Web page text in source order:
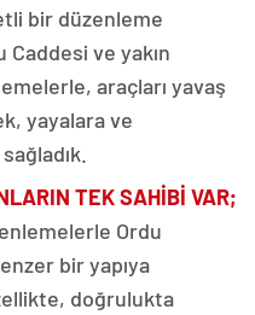
bir düzenleme
ve yakın
araçları yavaş
yayalara ve
TEK SAHİBİ VAR;
Ordu
bir yapıya
doğrulukta